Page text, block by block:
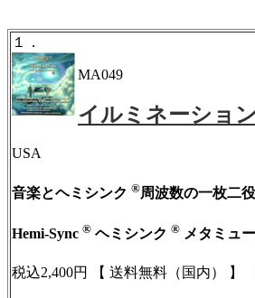
１．
MA049
イルミネーショ
USA
音楽とヘミシンク ®周波数の一枚二役
Hemi-Sync ® ヘミシンク ® メタミュ
税込2,400円 【 送料無料（国内） 】